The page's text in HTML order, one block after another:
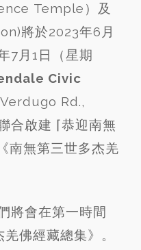
Temple）及
將於2023年6月
7月1日（星期
Civic
Rd.,
合啟建 ⌈恭迎南無
南無第三世多杰羌
會在第一時間
佛經藏總集》。